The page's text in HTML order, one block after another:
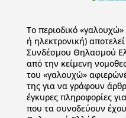
To περιοδικό
ή ηλεκτρονική)
Συνδέσμου Θηλασμού
από την κείμενη
του «γαλουχώ»
της για να γράφουν
έγκυρες πληροφορίες
που τα συνοδεύουν